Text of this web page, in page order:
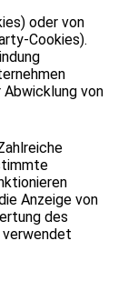
oder von
Cookies).
Abwicklung von
Anzeige von
des